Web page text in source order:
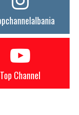
Top Channel